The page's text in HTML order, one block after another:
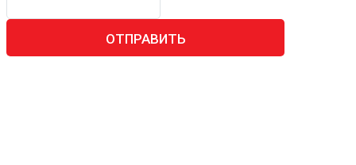
ОТПРАВИТЬ